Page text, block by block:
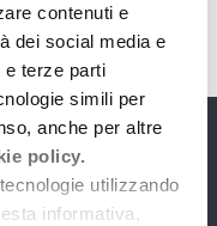
contenuti e
dei social media e
e terze parti
simili per
anche per altre
policy.
utilizzando
informativa,